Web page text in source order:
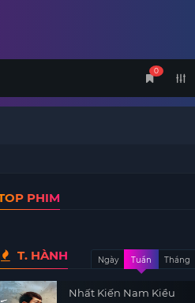
0
PHIM
T. HÀNH Ngày Tuần Tháng
Nhất Kiến Nam Kiều